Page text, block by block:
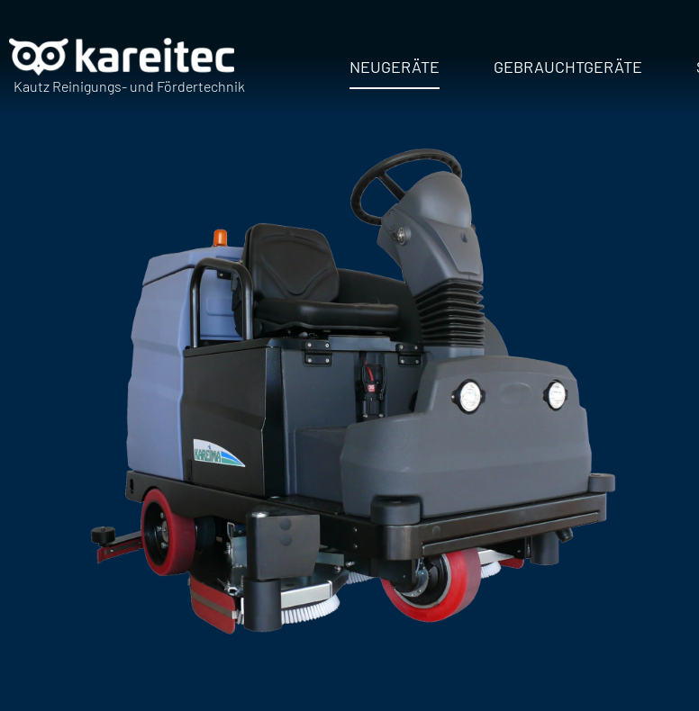
Inhalt
springen
Kautz Reinigungs- und Fördertechnik
NEUGERÄTE GEBRAUCHTGERÄTE